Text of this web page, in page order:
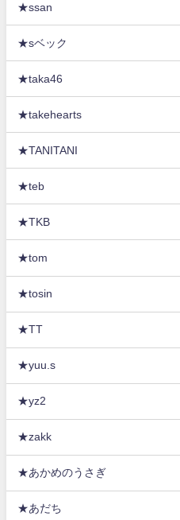
★ssan
★sベック
★taka46
★takehearts
★TANITANI
★teb
★TKB
★tom
★tosin
★TT
★yuu.s
★yz2
★zakk
★あかめのうさぎ
★あだち